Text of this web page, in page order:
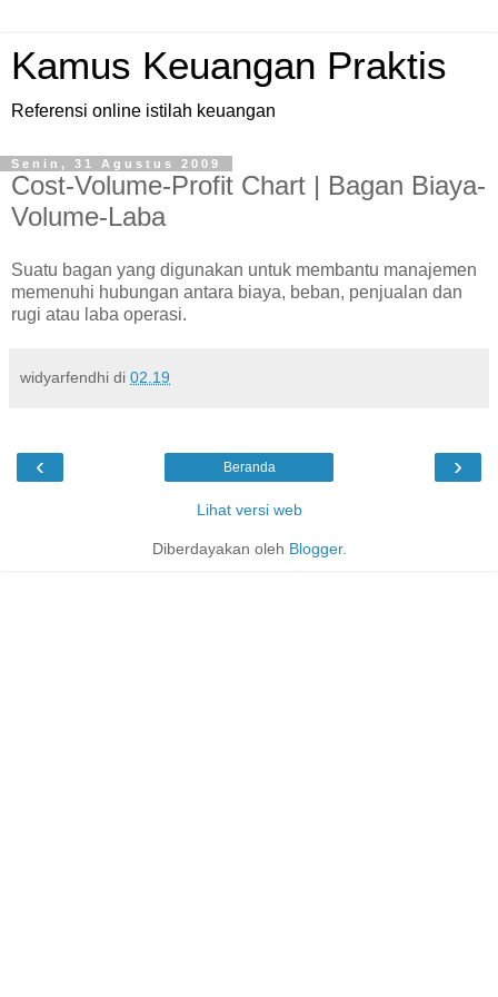
Kamus Keuangan Praktis
Referensi online istilah keuangan
Senin, 31 Agustus 2009
Cost-Volume-Profit Chart | Bagan Biaya-
Volume-Laba
Suatu bagan yang digunakan untuk membantu manajemen
memenuhi hubungan antara biaya, beban, penjualan dan
rugi atau laba operasi.
widyarfendhi di 02.19
‹ ›
Beranda
Lihat versi web
Diberdayakan oleh Blogger.